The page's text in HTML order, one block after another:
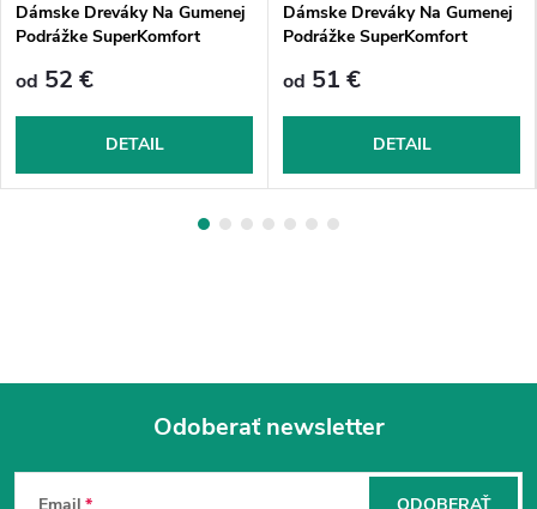
Dámske Dreváky Na Gumenej
Podrážke SuperKomfort
od 52 €
DETAIL
Dámske Dreváky Na Gumenej
Podrážke SuperKomfort
od 51 €
DETAIL
Z
Odoberať newsletter